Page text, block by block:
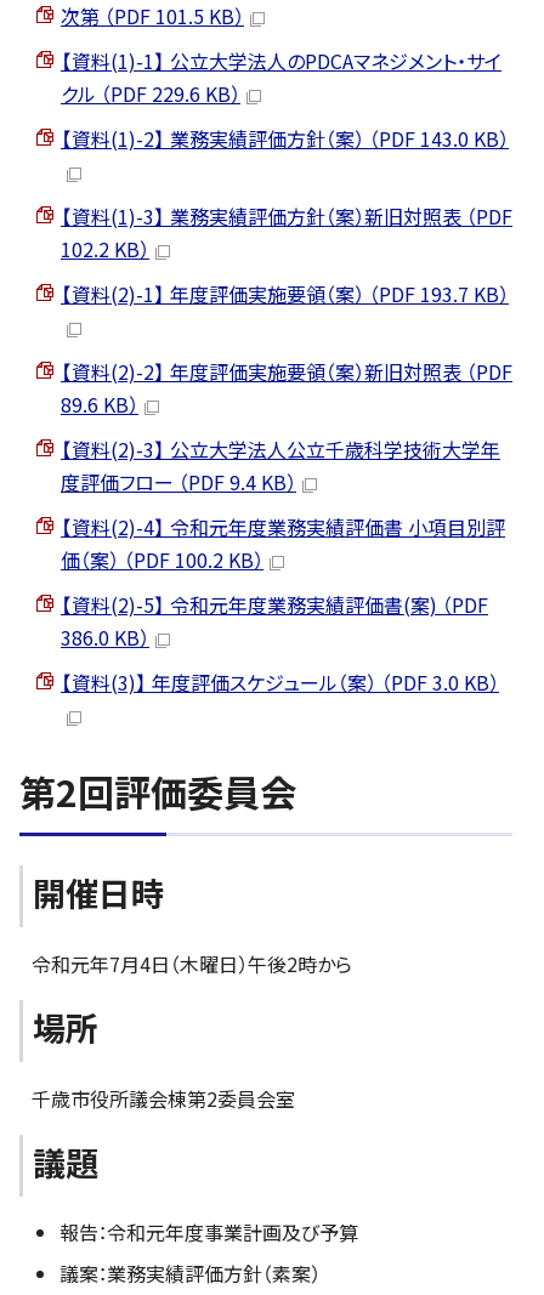
次第 （PDF 101.5 KB）
【資料(1)-1】 公立大学法人のPDCAマネジメント・サイ
クル （PDF 229.6 KB）
【資料(1)-2】 業務実績評価方針（案） （PDF 143.0 KB）
【資料(1)-3】 業務実績評価方針（案）新旧対照表 （PDF
102.2 KB）
【資料(2)-1】 年度評価実施要領（案） （PDF 193.7 KB）
【資料(2)-2】 年度評価実施要領（案）新旧対照表 （PDF
89.6 KB）
【資料(2)-3】 公立大学法人公立千歳科学技術大学年
度評価フロー （PDF 9.4 KB）
【資料(2)-4】 令和元年度業務実績評価書 小項目別評
価（案） （PDF 100.2 KB）
【資料(2)-5】 令和元年度業務実績評価書(案) （PDF
386.0 KB）
【資料(3)】 年度評価スケジュール（案） （PDF 3.0 KB）
第2回評価委員会
開催日時
令和元年7月4日（木曜日）午後2時から
場所
千歳市役所議会棟第2委員会室
議題
報告：令和元年度事業計画及び予算
議案：業務実績評価方針（素案）